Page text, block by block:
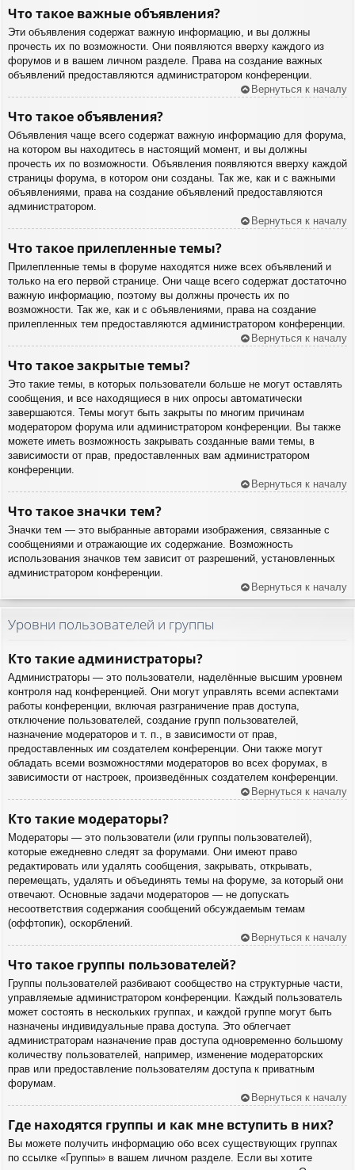
Что такое важные объявления?
Эти объявления содержат важную информацию, и вы должны
прочесть их по возможности. Они появляются вверху каждого из
форумов и в вашем личном разделе. Права на создание важных
объявлений предоставляются администратором конференции.
Вернуться к началу
Что такое объявления?
Объявления чаще всего содержат важную информацию для форума,
на котором вы находитесь в настоящий момент, и вы должны
прочесть их по возможности. Объявления появляются вверху каждой
страницы форума, в котором они созданы. Так же, как и с важными
объявлениями, права на создание объявлений предоставляются
администратором.
Вернуться к началу
Что такое прилепленные темы?
Прилепленные темы в форуме находятся ниже всех объявлений и
только на его первой странице. Они чаще всего содержат достаточно
важную информацию, поэтому вы должны прочесть их по
возможности. Так же, как и с объявлениями, права на создание
прилепленных тем предоставляются администратором конференции.
Вернуться к началу
Что такое закрытые темы?
Это такие темы, в которых пользователи больше не могут оставлять
сообщения, и все находящиеся в них опросы автоматически
завершаются. Темы могут быть закрыты по многим причинам
модератором форума или администратором конференции. Вы также
можете иметь возможность закрывать созданные вами темы, в
зависимости от прав, предоставленных вам администратором
конференции.
Вернуться к началу
Что такое значки тем?
Значки тем — это выбранные авторами изображения, связанные с
сообщениями и отражающие их содержание. Возможность
использования значков тем зависит от разрешений, установленных
администратором конференции.
Вернуться к началу
Уровни пользователей и группы
Кто такие администраторы?
Администраторы — это пользователи, наделённые высшим уровнем
контроля над конференцией. Они могут управлять всеми аспектами
работы конференции, включая разграничение прав доступа,
отключение пользователей, создание групп пользователей,
назначение модераторов и т. п., в зависимости от прав,
предоставленных им создателем конференции. Они также могут
обладать всеми возможностями модераторов во всех форумах, в
зависимости от настроек, произведённых создателем конференции.
Вернуться к началу
Кто такие модераторы?
Модераторы — это пользователи (или группы пользователей),
которые ежедневно следят за форумами. Они имеют право
редактировать или удалять сообщения, закрывать, открывать,
перемещать, удалять и объединять темы на форуме, за который они
отвечают. Основные задачи модераторов — не допускать
несоответствия содержания сообщений обсуждаемым темам
(оффтопик), оскорблений.
Вернуться к началу
Что такое группы пользователей?
Группы пользователей разбивают сообщество на структурные части,
управляемые администратором конференции. Каждый пользователь
может состоять в нескольких группах, и каждой группе могут быть
назначены индивидуальные права доступа. Это облегчает
администраторам назначение прав доступа одновременно большому
количеству пользователей, например, изменение модераторских
прав или предоставление пользователям доступа к приватным
форумам.
Вернуться к началу
Где находятся группы и как мне вступить в них?
Вы можете получить информацию обо всех существующих группах
по ссылке «Группы» в вашем личном разделе. Если вы хотите